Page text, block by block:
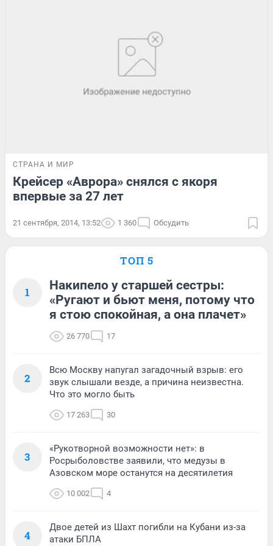
СТРАНА И МИР
Крейсер «Аврора» снялся с якоря
впервые за 27 лет
21 сентября, 2014, 13:52 1 360 Обсудить
ТОП 5
1
Накипело у старшей сестры:
«Ругают и бьют меня, потому что
я стою спокойная, а она плачет»
26 770 17
2
Всю Москву напугал загадочный взрыв: его
звук слышали везде, а причина неизвестна.
Что это могло быть
17 263 30
3
«Рукотворной возможности нет»: в
Росрыболовстве заявили, что медузы в
Азовском море останутся на десятилетия
10 002 4
4
Двое детей из Шахт погибли на Кубани из-за
атаки БПЛА